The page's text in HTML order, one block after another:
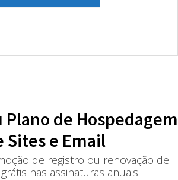
Plano de Hospedagem
Sites e Email
de registro ou renovação de
nas assinaturas anuais